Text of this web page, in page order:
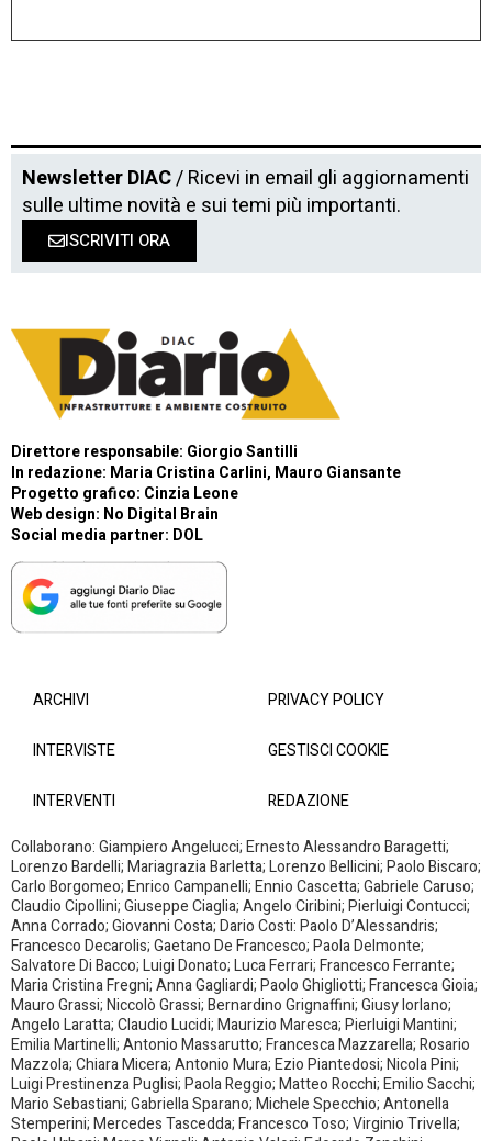
Newsletter DIAC/ Ricevi in email gli aggiornamenti
sulle ultime novità e sui temi più importanti.
ISCRIVITI ORA
Direttore responsabile: Giorgio Santilli
In redazione: Maria Cristina Carlini, Mauro Giansante
Progetto grafico: Cinzia Leone
Web design: No Digital Brain
Social media partner: DOL
ARCHIVI
INTERVISTE
INTERVENTI
PRIVACY POLICY
GESTISCI COOKIE
REDAZIONE
Collaborano: Giampiero Angelucci; Ernesto Alessandro Baragetti;
Lorenzo Bardelli; Mariagrazia Barletta; Lorenzo Bellicini; Paolo Biscaro;
Carlo Borgomeo; Enrico Campanelli; Ennio Cascetta; Gabriele Caruso;
Claudio Cipollini; Giuseppe Ciaglia; Angelo Ciribini; Pierluigi Contucci;
Anna Corrado; Giovanni Costa; Dario Costi: Paolo D’Alessandris;
Francesco Decarolis; Gaetano De Francesco; Paola Delmonte;
Salvatore Di Bacco; Luigi Donato; Luca Ferrari; Francesco Ferrante;
Maria Cristina Fregni; Anna Gagliardi; Paolo Ghigliotti; Francesca Gioia;
Mauro Grassi; Niccolò Grassi; Bernardino Grignaffini; Giusy Iorlano;
Angelo Laratta; Claudio Lucidi; Maurizio Maresca; Pierluigi Mantini;
Emilia Martinelli; Antonio Massarutto; Francesca Mazzarella; Rosario
Mazzola; Chiara Micera; Antonio Mura; Ezio Piantedosi; Nicola Pini;
Luigi Prestinenza Puglisi; Paola Reggio; Matteo Rocchi; Emilio Sacchi;
Mario Sebastiani; Gabriella Sparano; Michele Specchio; Antonella
Stemperini; Mercedes Tascedda; Francesco Toso; Virginio Trivella;